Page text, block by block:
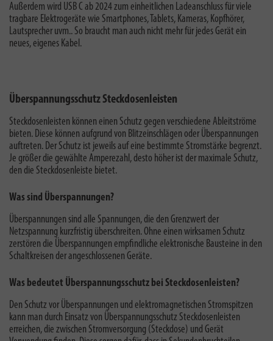
Außerdem wird USB C ab 2024 zum einheitlichen Ladeanschluss für viele
tragbare Elektrogeräte wie Smartphones, Tablets, Kameras, Kopfhörer,
Lautsprecher uvm.. So braucht man auch nicht mehr für jedes Gerät ein
neues, eigenes Kabel.
Überspannungsschutz Steckdosenleisten
Steckdosenleisten können einen Schutz gegen verschiedene Ableitströme
bieten. Diese können aufgrund von Blitzeinschlägen oder Überspannungen
auftreten. Der Schutz ist jeweils auf eine bestimmte Stromstärke begrenzt.
Je größer die gewählte Amperezahl, desto höher ist der maximale Schutz,
den die Steckdosenleiste bietet.
Was sind Überspannungen?
Überspannungen sind alle Spannungen, die den Grenzwert der
Netzspannung kurzfristig überschreiten. Ohne einen wirksamen Schutz
zerstören die Überspannungen empfindliche elektronische Bausteine in den
Schaltkreisen der angeschlossenen Geräte.
Was bedeutet Überspannungsschutz bei Steckdosenleisten?
Den Schutz vor Überspannungen und elektromagnetischen Stromspitzen
kann man durch Einsatz von Überspannungsschutz Steckdosenleisten
erreichen, die zwischen Stromversorgung (Steckdose) und Gerät